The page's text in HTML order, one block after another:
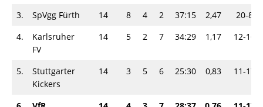
3. SpVgg Fürth 14 8 4 2 37:15 2,47
20-8
4.
Karlsruher
FV
14 5 2 7 34:29 1,17 12-16
5.
Stuttgarter
Kickers
14 3 5 6 25:30 0,83 11-17